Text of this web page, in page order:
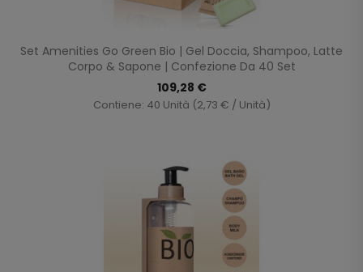
Set Amenities Go Green Bio | Gel Doccia, Shampoo, Latte
Corpo & Sapone | Confezione Da 40 Set
109,28 €
Contiene: 40 Unità (2,73 € / Unità)